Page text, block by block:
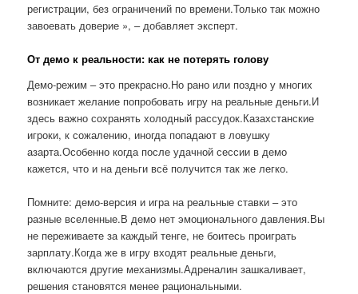
регистрации, без ограничений по времени.Только так можно
завоевать доверие », – добавляет эксперт.
От демо к реальности: как не потерять голову
Демо-режим – это прекрасно.Но рано или поздно у многих
возникает желание попробовать игру на реальные деньги.И
здесь важно сохранять холодный рассудок.Казахстанские
игроки, к сожалению, иногда попадают в ловушку
азарта.Особенно когда после удачной сессии в демо
кажется, что и на деньги всё получится так же легко.
Помните: демо-версия и игра на реальные ставки – это
разные вселенные.В демо нет эмоционального давления.Вы
не переживаете за каждый тенге, не боитесь проиграть
зарплату.Когда же в игру входят реальные деньги,
включаются другие механизмы.Адреналин зашкаливает,
решения становятся менее рациональными.